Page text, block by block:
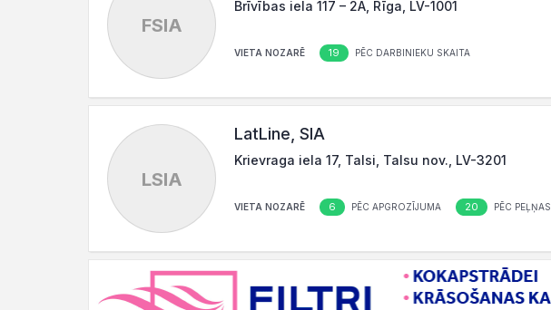
FSIA
Brīvības iela 117 – 2A, Rīga, LV-1001
VIETA NOZARĒ 19 PĒC DARBINIEKU SKAITA
LSIA
LatLine, SIA
Krievraga iela 17, Talsi, Talsu nov., LV-3201
VIETA NOZARĒ 6 PĒC APGROZĪJUMA 20 PĒC PEĻŅAS